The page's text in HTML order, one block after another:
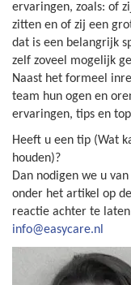
ervaringen, zoals: of
zitten en of zij een
dat is een belangrijk
zelf zoveel mogelijk
Naast het formeel
team hun ogen en
ervaringen, tips en
Heeft u een tip (Wat
houden)?
Dan nodigen we u
onder het artikel op
reactie achter te
info@easycare.nl